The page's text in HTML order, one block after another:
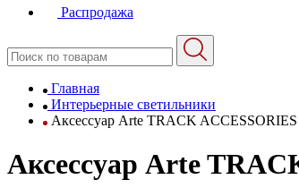
Распродажа
Главная
Интерьерные светильники
Аксессуар Arte TRACK
Аксессуар Arte